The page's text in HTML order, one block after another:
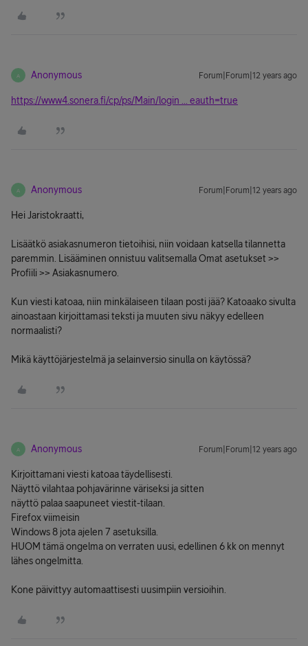
A Anonymous Forum|Forum|12 years ago
https://www4.sonera.fi/cp/ps/Main/login ... eauth=true
A Anonymous Forum|Forum|12 years ago
Hei Jaristokraatti,
Lisäätkö asiakasnumeron tietoihisi, niin voidaan katsella tilannetta
paremmin. Lisääminen onnistuu valitsemalla Omat asetukset >>
Profiili >> Asiakasnumero.
Kun viesti katoaa, niin minkälaiseen tilaan posti jää? Katoaako sivulta
ainoastaan kirjoittamasi teksti ja muuten sivu näkyy edelleen
normaalisti?
Mikä käyttöjärjestelmä ja selainversio sinulla on käytössä?
A Anonymous Forum|Forum|12 years ago
Kirjoittamani viesti katoaa täydellisesti.
Näyttö vilahtaa pohjavärinne väriseksi ja sitten
näyttö palaa saapuneet viestit-tilaan.
Firefox viimeisin
Windows 8 jota ajelen 7 asetuksilla.
HUOM tämä ongelma on verraten uusi, edellinen 6 kk on mennyt
lähes ongelmitta.
Kone päivittyy automaattisesti uusimpiin versioihin.